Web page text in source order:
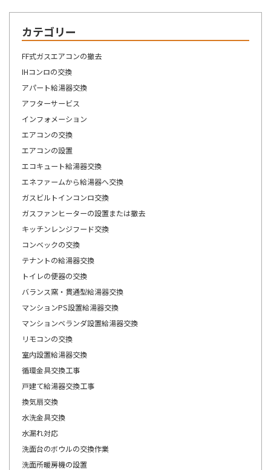
カテゴリー
FF式ガスエアコンの撤去
IHコンロの交換
アパート給湯器交換
アフターサービス
インフォメーション
エアコンの交換
エアコンの設置
エコキュート給湯器交換
エネファームから給湯器へ交換
ガスビルトインコンロ交換
ガスファンヒーターの設置または撤去
キッチンレンジフード交換
コンベックの交換
テナントの給湯器交換
トイレの便器の交換
バランス窯・貫通型給湯器交換
マンションPS設置給湯器交換
マンションベランダ設置給湯器交換
リモコンの交換
室内設置給湯器交換
循環金具交換工事
戸建て給湯器交換工事
換気扇交換
水洗金具交換
水漏れ対応
洗面台のボウルの交換作業
洗面所暖房機の設置